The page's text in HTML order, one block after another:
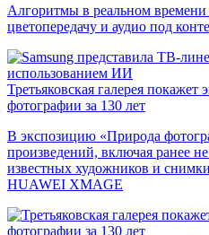
Алгоритмы в реальном времени
цветопередачу и аудио под
Третьяковская галерея
фотографии за 130 лет
В экспозицию «Природа
произведений, включая ранее
известных художников и
HUAWEI XMAGE